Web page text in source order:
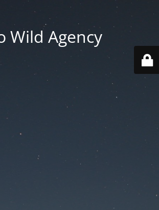
Wild Agency